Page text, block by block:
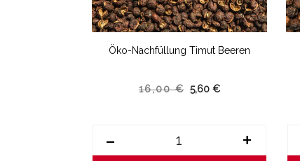
Öko-Nachfüllung Timut Beeren
16,00 € 5,60 €
- +